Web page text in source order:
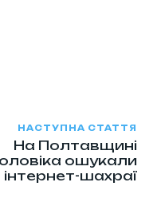
НАСТУПНА СТАТТЯ
На Полтавщині
ошукали
інтернет-шахраї